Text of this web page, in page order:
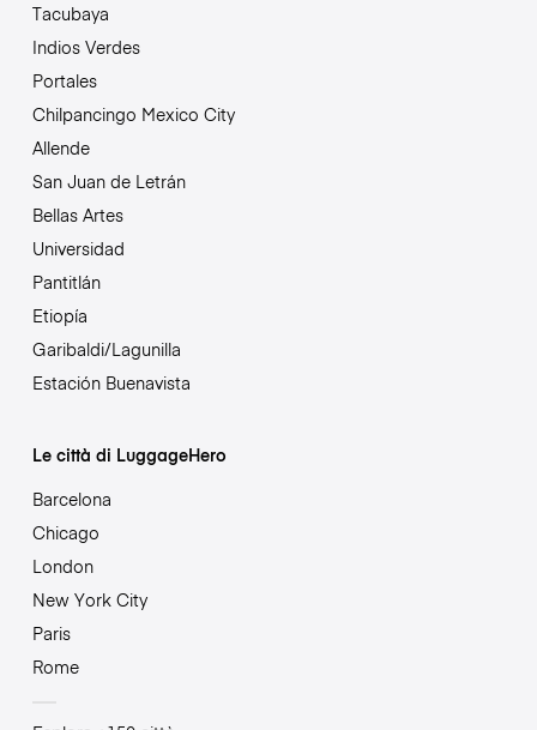
Tacubaya
Indios Verdes
Portales
Chilpancingo Mexico City
Allende
San Juan de Letrán
Bellas Artes
Universidad
Pantitlán
Etiopía
Garibaldi/Lagunilla
Estación Buenavista
Le città di LuggageHero
Barcelona
Chicago
London
New York City
Paris
Rome